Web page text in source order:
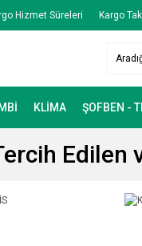
Hizmet Süreleri Kargo
KLİMA ŞOFBEN -
Edilen